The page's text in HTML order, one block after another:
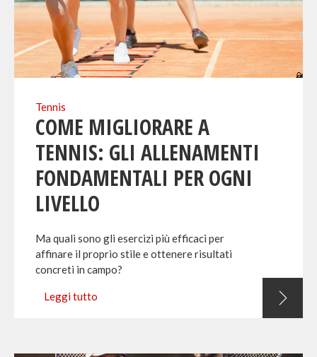
Tennis
COME MIGLIORARE A
TENNIS: GLI ALLENAMENTI
FONDAMENTALI PER OGNI
LIVELLO
Ma quali sono gli esercizi più efficaci per
affinare il proprio stile e ottenere risultati
concreti in campo?
Leggi tutto